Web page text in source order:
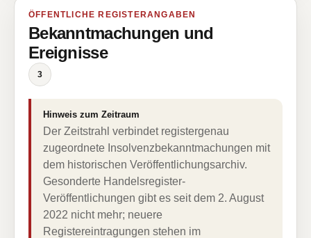
ÖFFENTLICHE REGISTERANGABEN
Bekanntmachungen und
Ereignisse
3
Hinweis zum Zeitraum
Der Zeitstrahl verbindet registergenau
zugeordnete Insolvenzbekanntmachungen mit
dem historischen Veröffentlichungsarchiv.
Gesonderte Handelsregister-
Veröffentlichungen gibt es seit dem 2. August
2022 nicht mehr; neuere
Registereintragungen stehen im